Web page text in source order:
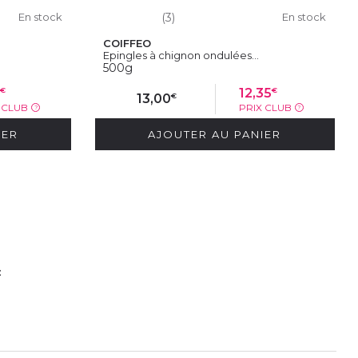
En stock
€
?
(3) En stock
COIFFEO
Epingles à chignon ondulées...
500g
13,00€ 12,35€
PRIX CLUB ?
AJOUTER AU PANIER